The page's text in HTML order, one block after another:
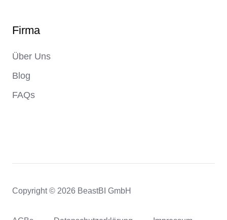
Firma
Über Uns
Blog
FAQs
Copyright © 2026 BeastBI GmbH